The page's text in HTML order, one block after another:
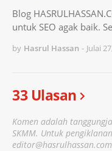
Blog
untuk SEO agak baik.
by Hasrul Hassan - Julai
33 Ulasan
Komen adalah
SKMM. Untuk